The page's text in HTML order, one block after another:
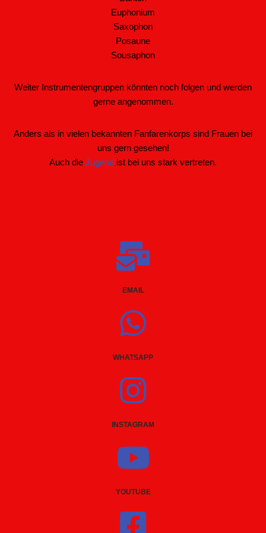
Euphonium
Saxophon
Posaune
Sousaphon
Weiter Instrumentengruppen könnten noch folgen und werden
gerne angenommen.
Anders als in vielen bekannten Fanfarenkorps sind Frauen bei
uns gern gesehen!
Auch die Jugend ist bei uns stark vertreten.
EMAIL
WHATSAPP
INSTAGRAM
YOUTUBE